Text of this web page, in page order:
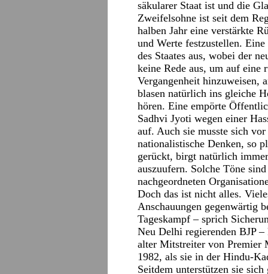
säkularer Staat ist und die
Zweifelsohne ist seit dem
halben Jahr eine verstärkte
und Werte festzustellen.
des Staates aus, wobei der
keine Rede aus, um auf eine
Vergangenheit hinzuweisen,
blasen natürlich ins gleiche
hören. Eine empörte
Sadhvi Jyoti wegen einer
auf. Auch sie musste sich
nationalistische Denken, so
gerückt, birgt natürlich
auszuufern. Solche Töne
nachgeordneten
Doch das ist nicht alles.
Anschauungen gegenwärtig
Tageskampf – sprich
Neu Delhi regierenden BJP
alter Mitstreiter von Premier
1982, als sie in der Hindu-
Seitdem unterstützen sie